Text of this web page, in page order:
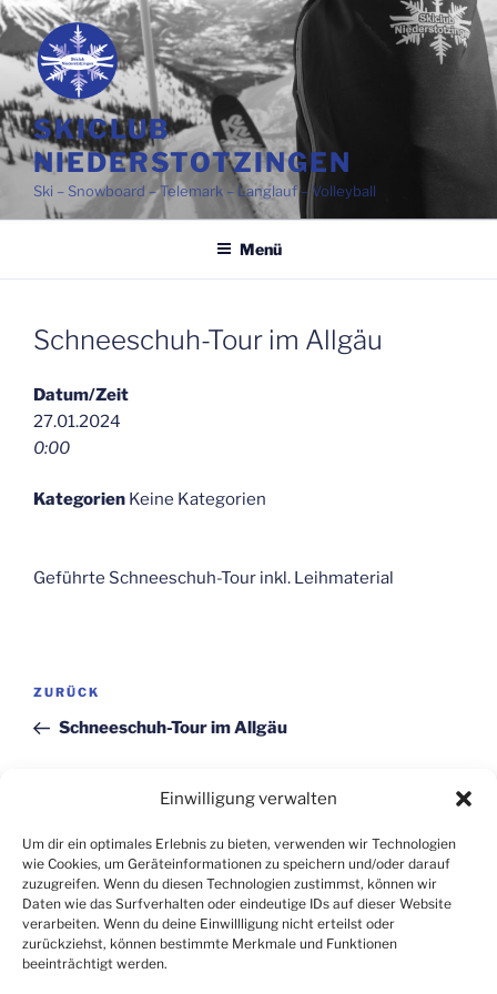
Einwilligung verwalten
Um dir ein optimales Erlebnis zu bieten, verwenden wir Technologien
wie Cookies, um Geräteinformationen zu speichern und/oder darauf
zuzugreifen. Wenn du diesen Technologien zustimmst, können wir
Daten wie das Surfverhalten oder eindeutige IDs auf dieser Website
verarbeiten. Wenn du deine Einwillligung nicht erteilst oder
zurückziehst, können bestimmte Merkmale und Funktionen
beeinträchtigt werden.
Zum
Inhalt
springen
SKICLUB
NIEDERSTOTZINGEN
Ski – Snowboard – Telemark – Langlauf – Volleyball
Menü
Schneeschuh-Tour im Allgäu
Datum/Zeit
27.01.2024
0:00
Kategorien Keine Kategorien
Geführte Schneeschuh-Tour inkl. Leihmaterial
Beitragsnavigation
Vorheriger
Beitrag
ZURÜCK
Schneeschuh-Tour im Allgäu
Jahreshauptversammlung
Datenschutz Impressum